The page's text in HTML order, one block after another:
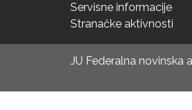
Servisne informacije
Stranačke aktivnosti
JU Federalna novinska